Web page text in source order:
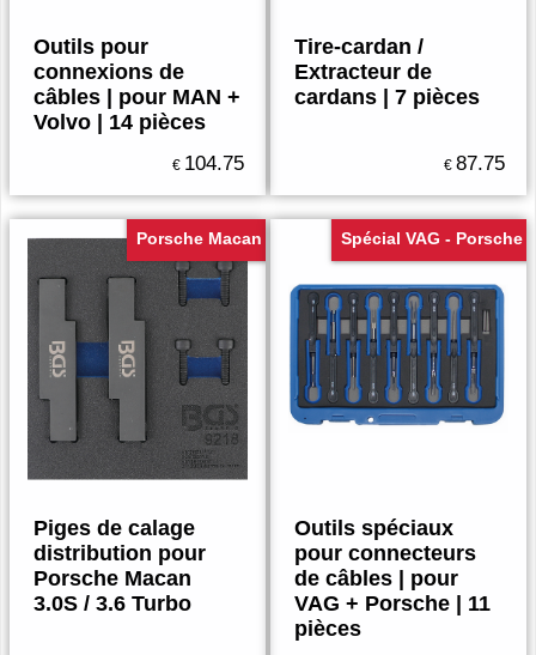
Outils pour
connexions de
câbles | pour MAN +
Volvo | 14 pièces
€ 104.75
Tire-cardan /
Extracteur de
cardans | 7 pièces
€ 87.75
Porsche Macan
Piges de calage
distribution pour
Porsche Macan
3.0S / 3.6 Turbo
Spécial VAG - Porsche
Outils spéciaux
pour connecteurs
de câbles | pour
VAG + Porsche | 11
pièces